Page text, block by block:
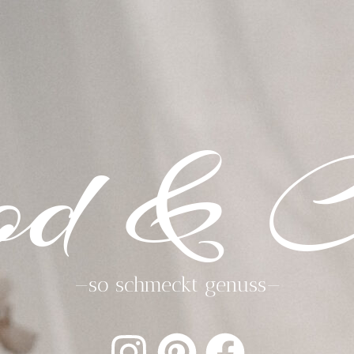
&
—so schmeckt genuss—